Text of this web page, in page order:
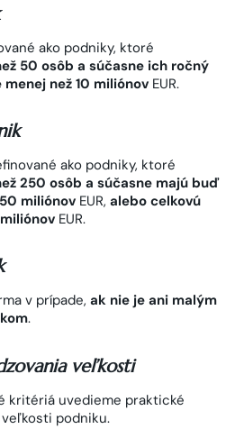
ako podniky, ktoré
50 osôb a súčasne ich ročný
než 10 miliónov EUR.
ako podniky, ktoré
250 osôb a súčasne majú buď
miliónov EUR, alebo celkovú
EUR.
v prípade, ak nie je ani malým
.
veľkosti
kritériá uvedieme praktické
podniku.